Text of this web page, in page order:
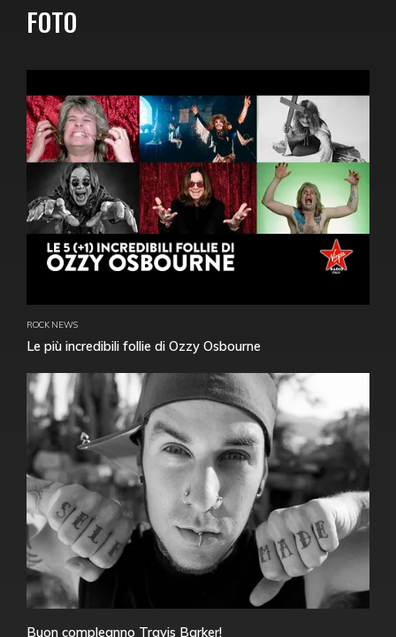
FOTO
ROCK NEWS
Le più incredibili follie di Ozzy Osbourne
Buon compleanno Travis Barker!